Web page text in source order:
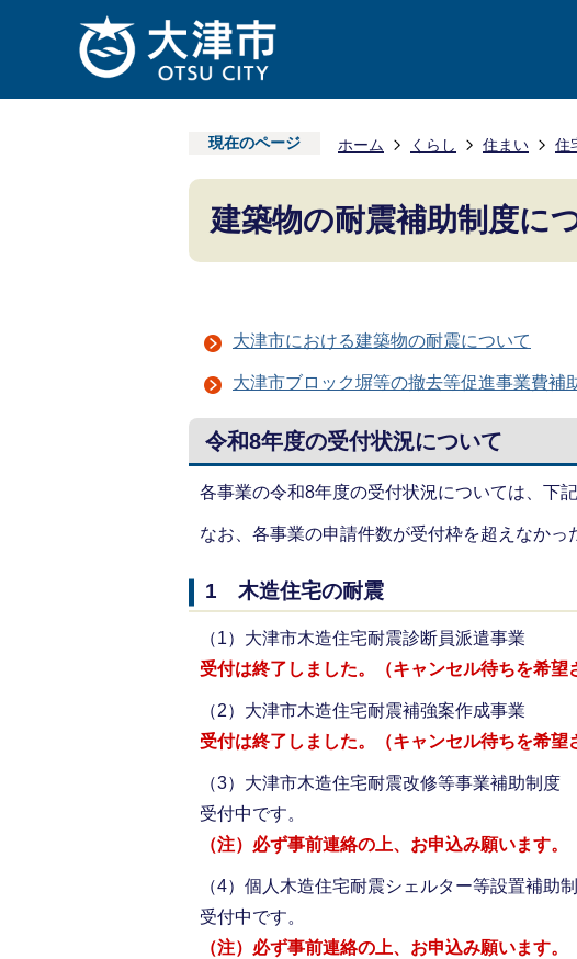
現在のページ ホーム くらし 住まい 住
建築物の耐震補助制度に
大津市における建築物の耐震について
大津市ブロック塀等の撤去等促進事業費補
令和8年度の受付状況について
各事業の令和8年度の受付状況については、下記
なお、各事業の申請件数が受付枠を超えなかっ
1 木造住宅の耐震
（1）大津市木造住宅耐震診断員派遣事業
受付は終了しました。（キャンセル待ちを希望
（2）大津市木造住宅耐震補強案作成事業
受付は終了しました。（キャンセル待ちを希望
（3）大津市木造住宅耐震改修等事業補助制度
受付中です。
（注）必ず事前連絡の上、お申込み願います。
（4）個人木造住宅耐震シェルター等設置補助
受付中です。
（注）必ず事前連絡の上、お申込み願います。